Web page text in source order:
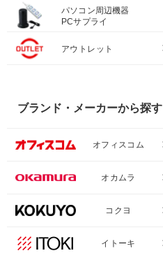
パソコン周辺機器
PCサプライ
アウトレット
ブランド・メーカーから探す
オフィスコム
オカムラ
コクヨ
イトーキ